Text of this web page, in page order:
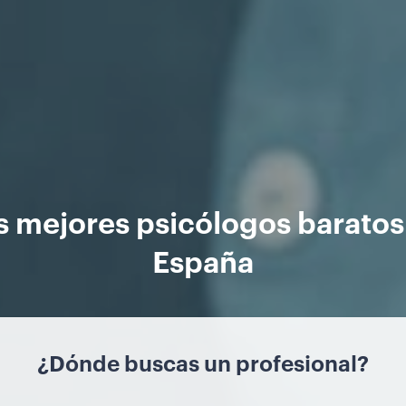
mejores psicólogos
España
¿Dónde buscas un profesional?